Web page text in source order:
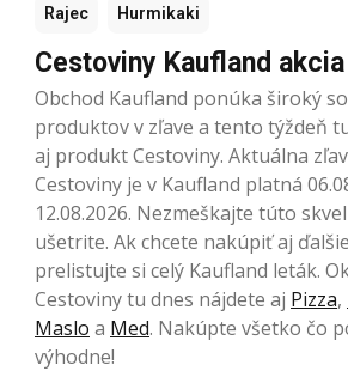
Rajec Hurmikaki
Cestoviny Kaufland akcia
Obchod Kaufland ponúka široký
produktov v zľave a tento týždeň
aj produkt Cestoviny. Aktuálna
Cestoviny je v Kaufland platná
12.08.2026. Nezmeškajte túto
ušetrite. Ak chcete nakúpiť aj
prelistujte si celý Kaufland leták.
Cestoviny tu dnes nájdete aj Pizza,
Maslo a Med. Nakúpte všetko čo
výhodne!